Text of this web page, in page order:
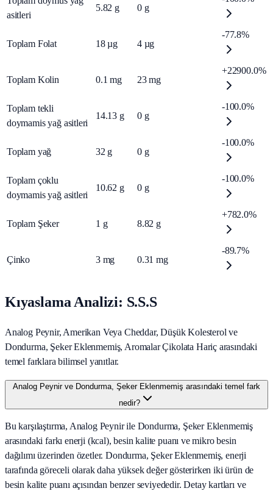
asitleri
5.82 g 0 g
Toplam Folat 18 µg 4 µg
-77.8%
Toplam Kolin 0.1 mg 23 mg
+22900.0%
Toplam tekli
doymamis yağ asitleri
14.13 g 0 g
-100.0%
Toplam yağ 32 g 0 g
-100.0%
Toplam çoklu
doymamis yağ asitleri
10.62 g 0 g
-100.0%
Toplam Şeker 1 g 8.82 g
+782.0%
Çinko 3 mg 0.31 mg
-89.7%
Kıyaslama Analizi: S.S.S
Analog Peynir, Amerikan Veya Cheddar, Düşük Kolesterol ve
Dondurma, Şeker Eklenmemiş, Aromalar Çikolata Hariç arasındaki
temel farklara bilimsel yanıtlar.
Analog Peynir ve Dondurma, Şeker Eklenmemiş arasındaki temel fark
nedir?
Bu karşılaştırma, Analog Peynir ile Dondurma, Şeker Eklenmemiş
arasındaki farkı enerji (kcal), besin kalite puanı ve mikro besin
dağılımı üzerinden özetler. Dondurma, Şeker Eklenmemiş, enerji
tarafında göreceli olarak daha yüksek değer gösterirken iki ürün de
besin kalite puanı açısından benzer seviyededir. Detay kartları ve